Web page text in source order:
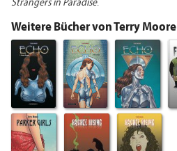
Strangers in Paradise.
Weitere Bücher von Terry Moore